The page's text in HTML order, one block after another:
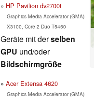
HP Pavilion dv2700t
Graphics Media Accelerator (GMA)
X3100, Core 2 Duo T5450
Geräte mit derselben
GPU und/oder
Bildschirmgröße
Acer Extensa 4620
Graphics Media Accelerator (GMA)